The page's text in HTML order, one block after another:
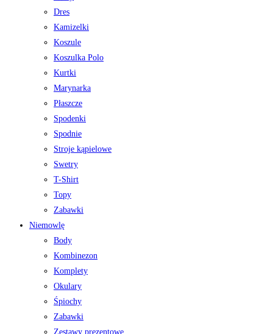
Dres
Kamizelki
Koszule
Koszulka Polo
Kurtki
Marynarka
Płaszcze
Spodenki
Spodnie
Stroje kąpielowe
Swetry
T-Shirt
Topy
Zabawki
Niemowlę
Body
Kombinezon
Komplety
Okulary
Śpiochy
Zabawki
Zestawy prezentowe